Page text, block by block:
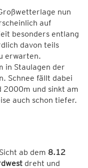
nun
auf
besonders entlang
davon teils
erwarten.
in Staulagen der
Schnee fällt dabei
2000m und sinkt am
auch schon tiefer.
ab dem 8.12
dreht und